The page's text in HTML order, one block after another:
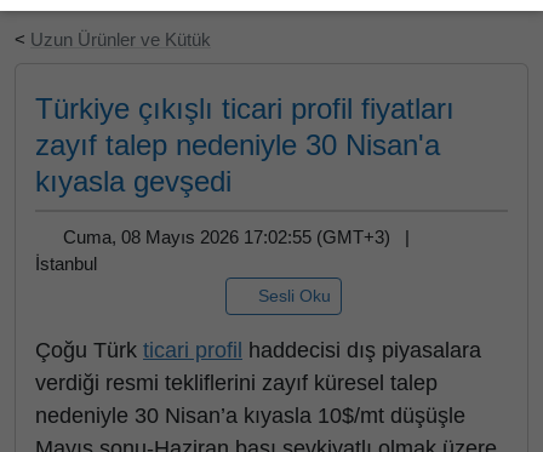
< Uzun Ürünler ve Kütük
Türkiye çıkışlı ticari profil fiyatları
zayıf talep nedeniyle 30 Nisan'a
kıyasla gevşedi
Cuma, 08 Mayıs 2026 17:02:55 (GMT+3) |
İstanbul
Sesli Oku
Çoğu Türk ticari profil
haddecisi dış piyasalara
verdiği resmi tekliflerini zayıf küresel talep
nedeniyle 30 Nisan’a kıyasla 10$/mt düşüşle